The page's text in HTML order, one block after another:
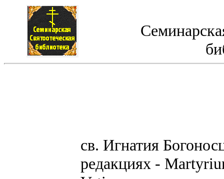
св. Игнатия
редакциях -